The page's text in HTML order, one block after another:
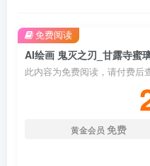
AI绘画 鬼灭之刃_甘露寺蜜
此内容为免费阅读，请付费后
黄金会员 免费
免费阅读